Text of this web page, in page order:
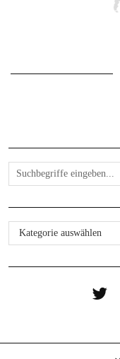
Categories